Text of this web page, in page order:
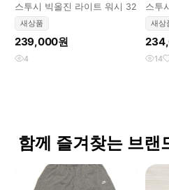
스투시 빅올진 라이트 워시 32
새상품
239,000원
4
스투
블랙
새상
14
함께 즐겨찾는 브랜